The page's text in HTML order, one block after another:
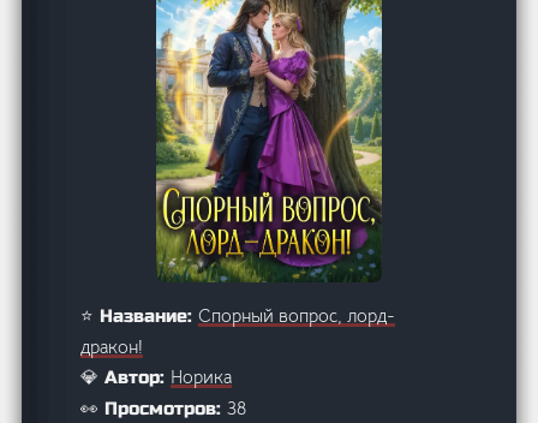
⭐ Название:Спорный вопрос, лорд-
дракон!
💎 Автор: Норика
👀 Просмотров:38